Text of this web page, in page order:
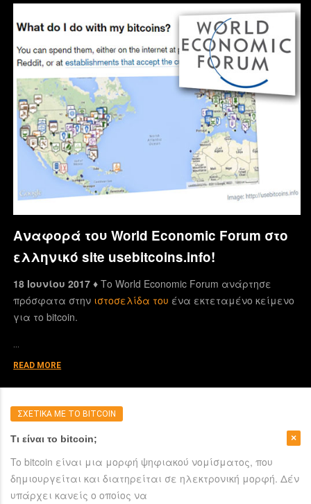
Αναφορά του World Economic Forum στο
ελληνικό site usebitcoins.info!
18 Ιουνίου 2017 ♦Το World Economic Forum ανάρτησε
πρόσφατα στην ιστοσελίδα του ένα εκτεταμένο κείμενο
για το bitcoin.
READ MORE
ΣΧΕΤΙΚΑ ΜΕ ΤΟ BITCOIN
Τι είναι το bitcoin;
To bitcoin είναι μια μορφή ψηφιακού νομίσματος, που
δημιουργείται και διατηρείται σε ηλεκτρονική μορφή. Δέν
υπάρχει κανείς ο οποίος να